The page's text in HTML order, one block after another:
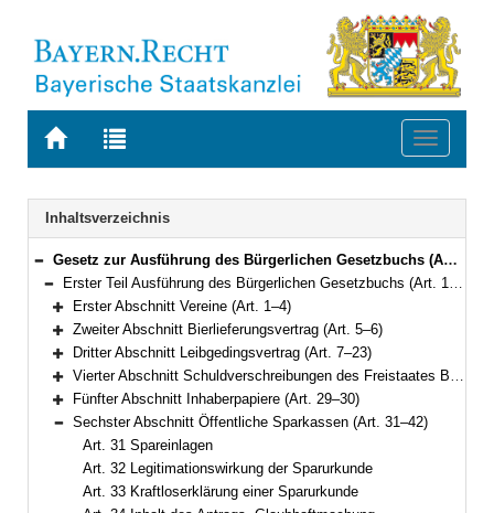
Zur
BAYERN.RECHT
Zur
letzten
Suche
Toggle
Navigation
Inhaltsverzeichnis
Bereich reduzieren
Gesetz zur Ausführung des Bürgerlichen Gesetzbuchs (AGBGB) Vom 20. September 1982 (BayRS IV S. 571) BayRS 400-1-J (Art. 1–80)
Bereich reduzieren
Erster Teil Ausführung des Bürgerlichen Gesetzbuchs (Art. 1–74)
Bereich erweitern
Erster Abschnitt Vereine (Art. 1–4)
Bereich erweitern
Zweiter Abschnitt Bierlieferungsvertrag (Art. 5–6)
Bereich erweitern
Dritter Abschnitt Leibgedingsvertrag (Art. 7–23)
Bereich erweitern
Vierter Abschnitt Schuldverschreibungen des Freistaates Bayern und anderer ihm angehörender juristischer Personen des öffentlichen Rechts (Art. 24–28)
Bereich erweitern
Fünfter Abschnitt Inhaberpapiere (Art. 29–30)
Bereich reduzieren
Sechster Abschnitt Öffentliche Sparkassen (Art. 31–42)
Art. 31 Spareinlagen
Art. 32 Legitimationswirkung der Sparurkunde
Art. 33 Kraftloserklärung einer Sparurkunde